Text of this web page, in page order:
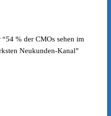
% der CMOs sehen im
Neukunden-Kanal”